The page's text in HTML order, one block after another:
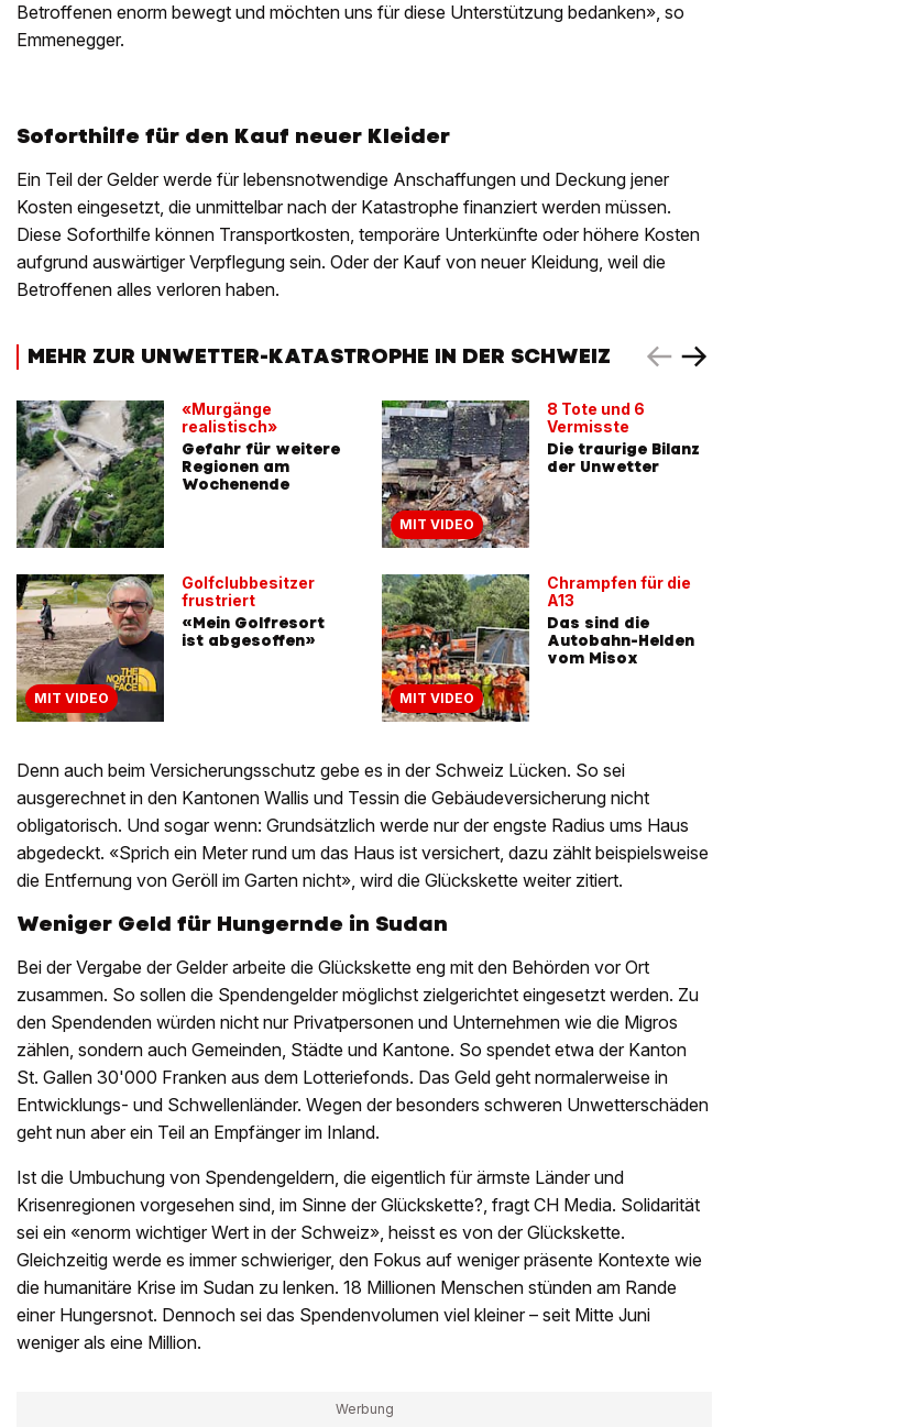
Betroffenen enorm bewegt und möchten uns für diese Unterstützung bedanken», so
Emmenegger.
Soforthilfe für den Kauf neuer Kleider
Ein Teil der Gelder werde für lebensnotwendige Anschaffungen und Deckung jener
Kosten eingesetzt, die unmittelbar nach der Katastrophe finanziert werden müssen.
Diese Soforthilfe können Transportkosten, temporäre Unterkünfte oder höhere Kosten
aufgrund auswärtiger Verpflegung sein. Oder der Kauf von neuer Kleidung, weil die
Betroffenen alles verloren haben.
MEHR ZUR UNWETTER-KATASTROPHE IN DER SCHWEIZ
«Murgänge
realistisch»
Gefahr für weitere
Regionen am
Wochenende
MIT VIDEO
Golfclubbesitzer
frustriert
«Mein Golfresort
ist abgesoffen»
MIT VIDEO
8 Tote und 6
Vermisste
Die traurige Bilanz
der Unwetter
MIT VIDEO
Chrampfen für die
A13
Das sind die
Autobahn-Helden
vom Misox
Denn auch beim Versicherungsschutz gebe es in der Schweiz Lücken. So sei
ausgerechnet in den Kantonen Wallis und Tessin die Gebäudeversicherung nicht
obligatorisch. Und sogar wenn: Grundsätzlich werde nur der engste Radius ums Haus
abgedeckt. «Sprich ein Meter rund um das Haus ist versichert, dazu zählt beispielsweise
die Entfernung von Geröll im Garten nicht», wird die Glückskette weiter zitiert.
Weniger Geld für Hungernde in Sudan
Bei der Vergabe der Gelder arbeite die Glückskette eng mit den Behörden vor Ort
zusammen. So sollen die Spendengelder möglichst zielgerichtet eingesetzt werden. Zu
den Spendenden würden nicht nur Privatpersonen und Unternehmen wie die Migros
zählen, sondern auch Gemeinden, Städte und Kantone. So spendet etwa der Kanton
St. Gallen 30'000 Franken aus dem Lotteriefonds. Das Geld geht normalerweise in
Entwicklungs- und Schwellenländer. Wegen der besonders schweren Unwetterschäden
geht nun aber ein Teil an Empfänger im Inland.
Ist die Umbuchung von Spendengeldern, die eigentlich für ärmste Länder und
Krisenregionen vorgesehen sind, im Sinne der Glückskette?, fragt CH Media. Solidarität
sei ein «enorm wichtiger Wert in der Schweiz», heisst es von der Glückskette.
Gleichzeitig werde es immer schwieriger, den Fokus auf weniger präsente Kontexte wie
die humanitäre Krise im Sudan zu lenken. 18 Millionen Menschen stünden am Rande
einer Hungersnot. Dennoch sei das Spendenvolumen viel kleiner – seit Mitte Juni
weniger als eine Million.